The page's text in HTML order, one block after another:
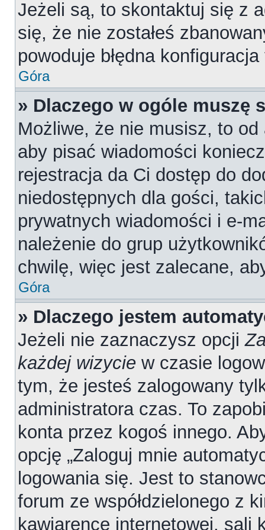
Jeżeli są, to skontaktuj się z
się, że nie zostałeś
powoduje błędna
Góra
» Dlaczego w ogóle muszę
Możliwe, że nie musisz, to
aby pisać wiadomości
rejestracja da Ci dostęp do
niedostępnych dla gości,
prywatnych wiadomości i e-
należenie do grup
chwilę, więc jest zalecane,
Góra
» Dlaczego jestem
Jeżeli nie zaznaczysz opcji
każdej wizycie w czasie
tym, że jesteś zalogowany
administratora czas. To
konta przez kogoś innego.
opcję „Zaloguj mnie
logowania się. Jest to
forum ze współdzielonego z
kawiarence internetowej, sali